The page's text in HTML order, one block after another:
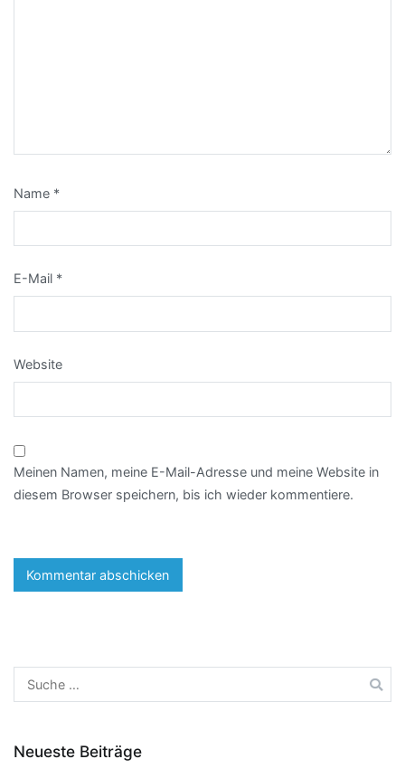
Name *
E-Mail *
Website
Meinen Namen, meine E-Mail-Adresse und meine Website in
diesem Browser speichern, bis ich wieder kommentiere.
Neueste Beiträge